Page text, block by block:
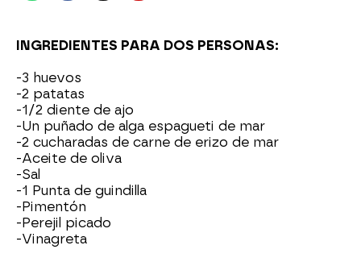
INGREDIENTES PARA DOS PERSONAS:
-3 huevos
-2 patatas
-1/2 diente de ajo
-Un puñado de alga espagueti de mar
-2 cucharadas de carne de erizo de mar
-Aceite de oliva
-Sal
-1 Punta de guindilla
-Pimentón
-Perejil picado
-Vinagreta